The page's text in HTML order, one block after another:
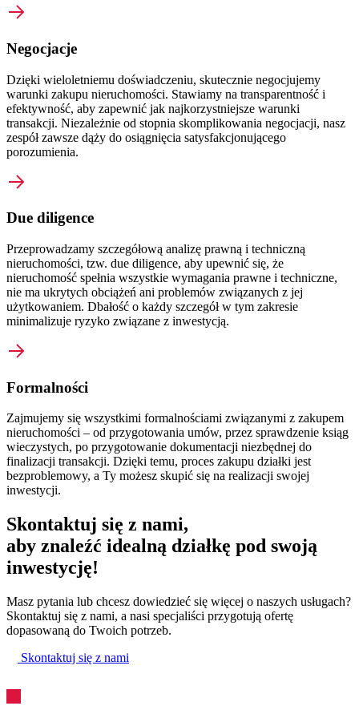
Negocjacje
Dzięki wieloletniemu doświadczeniu, skutecznie negocjujemy
warunki zakupu nieruchomości. Stawiamy na transparentność i
efektywność, aby zapewnić jak najkorzystniejsze warunki
transakcji. Niezależnie od stopnia skomplikowania negocjacji, nasz
zespół zawsze dąży do osiągnięcia satysfakcjonującego
porozumienia.
Due diligence
Przeprowadzamy szczegółową analizę prawną i techniczną
nieruchomości, tzw. due diligence, aby upewnić się, że
nieruchomość spełnia wszystkie wymagania prawne i techniczne,
nie ma ukrytych obciążeń ani problemów związanych z jej
użytkowaniem. Dbałość o każdy szczegół w tym zakresie
minimalizuje ryzyko związane z inwestycją.
Formalności
Zajmujemy się wszystkimi formalnościami związanymi z zakupem
nieruchomości – od przygotowania umów, przez sprawdzenie ksiąg
wieczystych, po przygotowanie dokumentacji niezbędnej do
finalizacji transakcji. Dzięki temu, proces zakupu działki jest
bezproblemowy, a Ty możesz skupić się na realizacji swojej
inwestycji.
Skontaktuj się z nami,
aby znaleźć idealną działkę pod swoją
inwestycję!
Masz pytania lub chcesz dowiedzieć się więcej o naszych usługach?
Skontaktuj się z nami, a nasi specjaliści przygotują ofertę
dopasowaną do Twoich potrzeb.
Skontaktuj się z nami